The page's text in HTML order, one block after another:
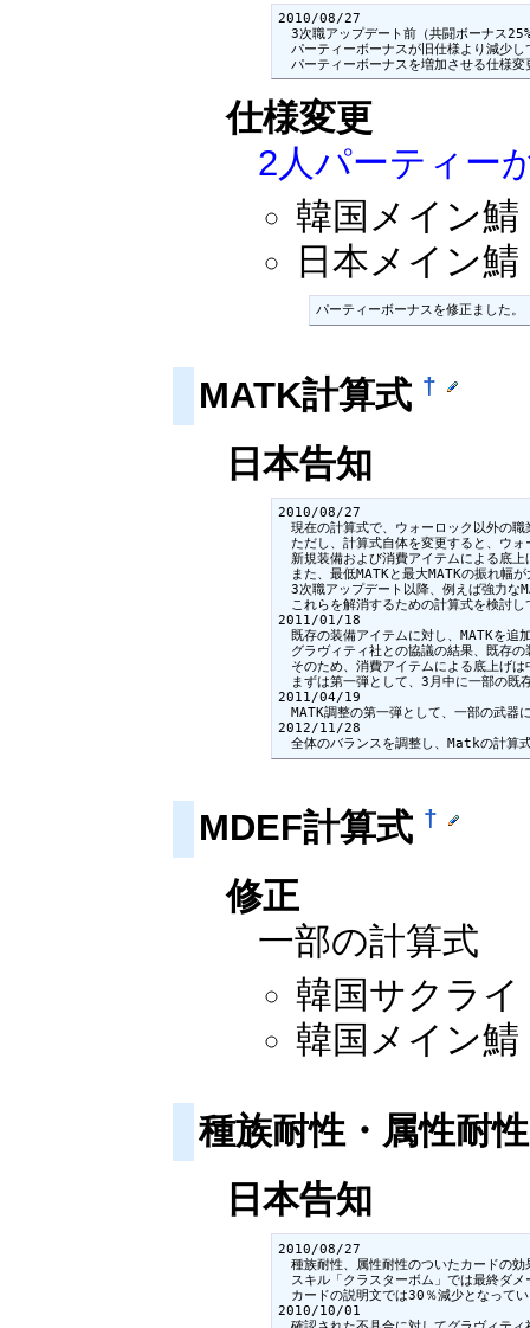
2010/08/27
3次職アップデート前（共闘ボーナス
パーティーボーナスが旧仕様より減少し
パーティーボーナスを増加させる仕様変
仕様変更
2人パーティー
韓国メイン鯖
日本メイン
パーティーボーナスを修正ました。
MATK計算式 †
日本告知
2010/08/27
現在の計算式で、ウォーロック以外の職
ただし、計算式自体を変更すると、ウォ
新規装備および消費アイテムによる底上
また、最低MATKと最大MATKの振れ幅
3次職アップデート以降、例えば強力な
これらを解消するための計算式を検討し
2011/01/18
既存の装備アイテムに対し、MATKを追
グラヴィティ社との協議の結果、既存の
そのため、消費アイテムによる底上げは
まずは第一弾として、3月中に一部の既
2011/04/19
MATK調整の第一弾として、一部の武器
2012/11/28
全体のバランスを調整し、Matkの計算
MDEF計算式 †
修正
一部の計算式
韓国サクライ
韓国メイン鯖
種族耐性・属性耐
日本告知
2010/08/27
種族耐性、属性耐性のついたカードの効
スキル「クラスターボム」では最終ダメ
カードの説明文では30％減少となって
2010/10/01
確認された不具合に対してグラヴィティ